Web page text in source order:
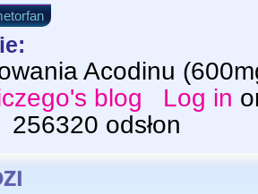
Acodinu
blog
Log in
256320 odsłon